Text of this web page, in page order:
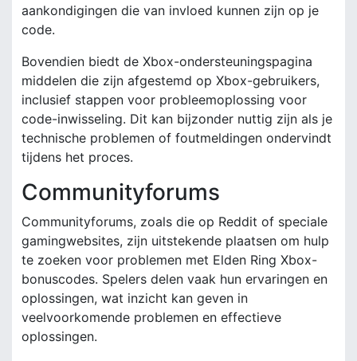
aankondigingen die van invloed kunnen zijn op je
code.
Bovendien biedt de Xbox-ondersteuningspagina
middelen die zijn afgestemd op Xbox-gebruikers,
inclusief stappen voor probleemoplossing voor
code-inwisseling. Dit kan bijzonder nuttig zijn als je
technische problemen of foutmeldingen ondervindt
tijdens het proces.
Communityforums
Communityforums, zoals die op Reddit of speciale
gamingwebsites, zijn uitstekende plaatsen om hulp
te zoeken voor problemen met Elden Ring Xbox-
bonuscodes. Spelers delen vaak hun ervaringen en
oplossingen, wat inzicht kan geven in
veelvoorkomende problemen en effectieve
oplossingen.